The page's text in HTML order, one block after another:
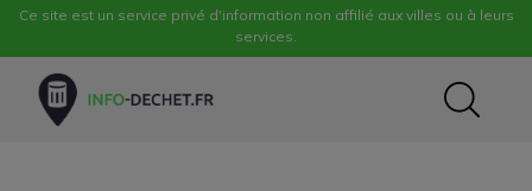
Ce site est un service privé d'information non affilié aux villes ou à leurs
services.